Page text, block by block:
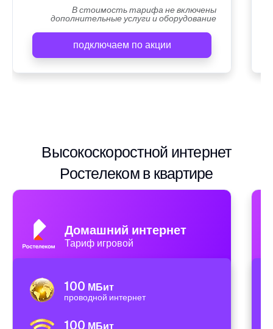
В стоимость тарифа не включены
дополнительные услуги и оборудование
подключаем по акции
Высокоскоростной интернет
Ростелеком в квартире
Домашний интернет
Тариф игровой
100 МБит
проводной интернет
100 МБит